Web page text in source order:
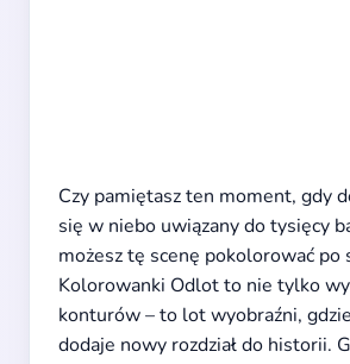
Czy pamiętasz ten moment, gdy
się w niebo uwiązany do tysięcy
możesz tę scenę pokolorować po
Kolorowanki Odlot to nie tylko
konturów – to lot wyobraźni,
dodaje nowy rozdział do historii.